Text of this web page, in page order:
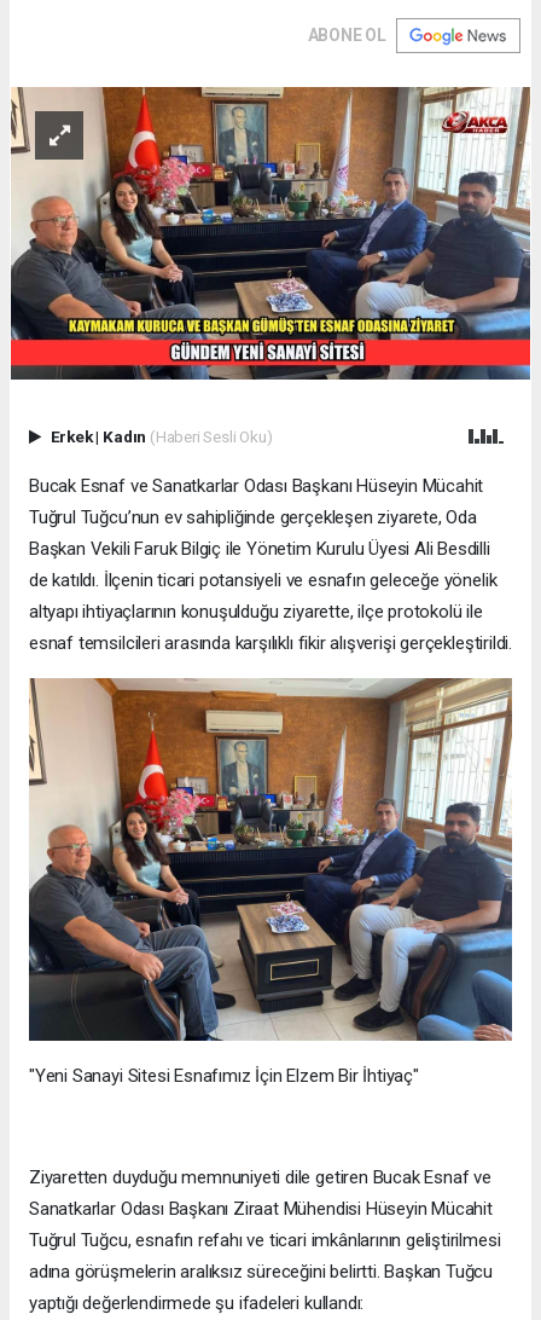
ABONE OL
Erkek| Kadın (Haberi Sesli Oku)
Bucak Esnaf ve Sanatkarlar Odası Başkanı Hüseyin Mücahit
Tuğrul Tuğcu’nun ev sahipliğinde gerçekleşen ziyarete, Oda
Başkan Vekili Faruk Bilgiç ile Yönetim Kurulu Üyesi Ali Besdilli
de katıldı. İlçenin ticari potansiyeli ve esnafın geleceğe yönelik
altyapı ihtiyaçlarının konuşulduğu ziyarette, ilçe protokolü ile
esnaf temsilcileri arasında karşılıklı fikir alışverişi gerçekleştirildi.
"Yeni Sanayi Sitesi Esnafımız İçin Elzem Bir İhtiyaç"
Ziyaretten duyduğu memnuniyeti dile getiren Bucak Esnaf ve
Sanatkarlar Odası Başkanı Ziraat Mühendisi Hüseyin Mücahit
Tuğrul Tuğcu, esnafın refahı ve ticari imkânlarının geliştirilmesi
adına görüşmelerin aralıksız süreceğini belirtti. Başkan Tuğcu
yaptığı değerlendirmede şu ifadeleri kullandı: